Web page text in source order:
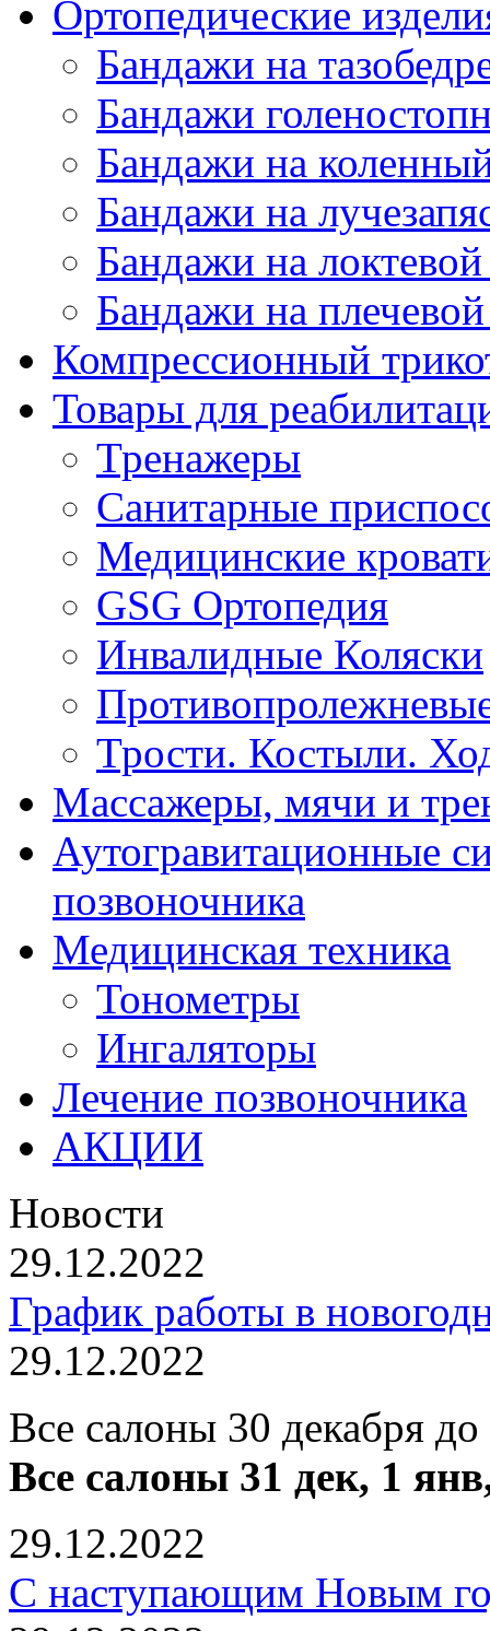
Ортопедические
Бандажи на
Бандажи
Бандажи на
Бандажи на
Бандажи на локтевой
Бандажи на плечевой
Компрессионный
Товары для
Тренажеры
Санитарные
Медицинские
GSG Ортопедия
Инвалидные Коляски
Трости. Костыли.
Массажеры, мячи и
Аутогравитационные
позвоночника
Медицинская техника
Тонометры
Ингаляторы
Лечение позвоночника
АКЦИИ
Новости
29.12.2022
График работы в
29.12.2022
Все салоны 30 декабря
Все салоны 31 дек, 1
29.12.2022
С наступающим Новым